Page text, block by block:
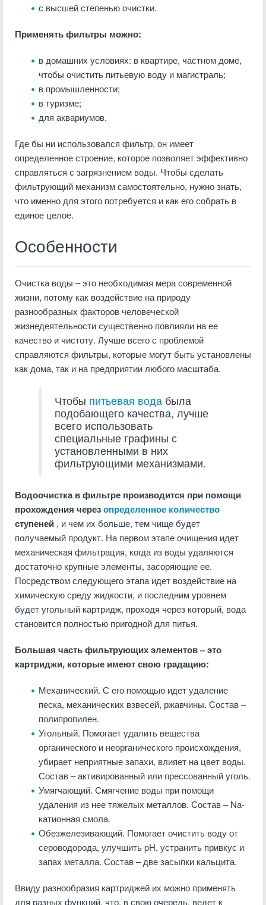
с высшей степенью очистки.
Применять фильтры можно:
в домашних условиях: в квартире, частном доме,
чтобы очистить питьевую воду и магистраль;
в промышленности;
в туризме;
для аквариумов.
Где бы ни использовался фильтр, он имеет
определенное строение, которое позволяет эффективно
справляться с загрязнением воды. Чтобы сделать
фильтрующий механизм самостоятельно, нужно знать,
что именно для этого потребуется и как его собрать в
единое целое.
Особенности
Очистка воды – это необходимая мера современной
жизни, потому как воздействие на природу
разнообразных факторов человеческой
жизнедеятельности существенно повлияли на ее
качество и чистоту. Лучше всего с проблемой
справляются фильтры, которые могут быть установлены
как дома, так и на предприятии любого масштаба.
Чтобы питьевая вода была
подобающего качества, лучше
всего использовать
специальные графины с
установленными в них
фильтрующими механизмами.
Водоочистка в фильтре производится при помощи
прохождения черезопределенное количество
ступеней , и чем их больше, тем чище будет
получаемый продукт. На первом этапе очищения идет
механическая фильтрация, когда из воды удаляются
достаточно крупные элементы, засоряющие ее.
Посредством следующего этапа идет воздействие на
химическую среду жидкости, и последним уровнем
будет угольный картридж, проходя через который, вода
становится полностью пригодной для питья.
Большая часть фильтрующих элементов – это
картриджи, которые имеют свою градацию:
Механический. С его помощью идет удаление
песка, механических взвесей, ржавчины. Состав –
полипропилен.
Угольный. Помогает удалить вещества
органического и неорганического происхождения,
убирает неприятные запахи, влияет на цвет воды.
Состав – активированный или прессованный уголь.
Умягчающий. Смягчение воды при помощи
удаления из нее тяжелых металлов. Состав – Na-
катионная смола.
Обезжелезивающий. Помогает очистить воду от
сероводорода, улучшить pH, устранить привкус и
запах металла. Состав – две засыпки кальцита.
Ввиду разнообразия картриджей их можно применять
для разных функций, что, в свою очередь, ведет к